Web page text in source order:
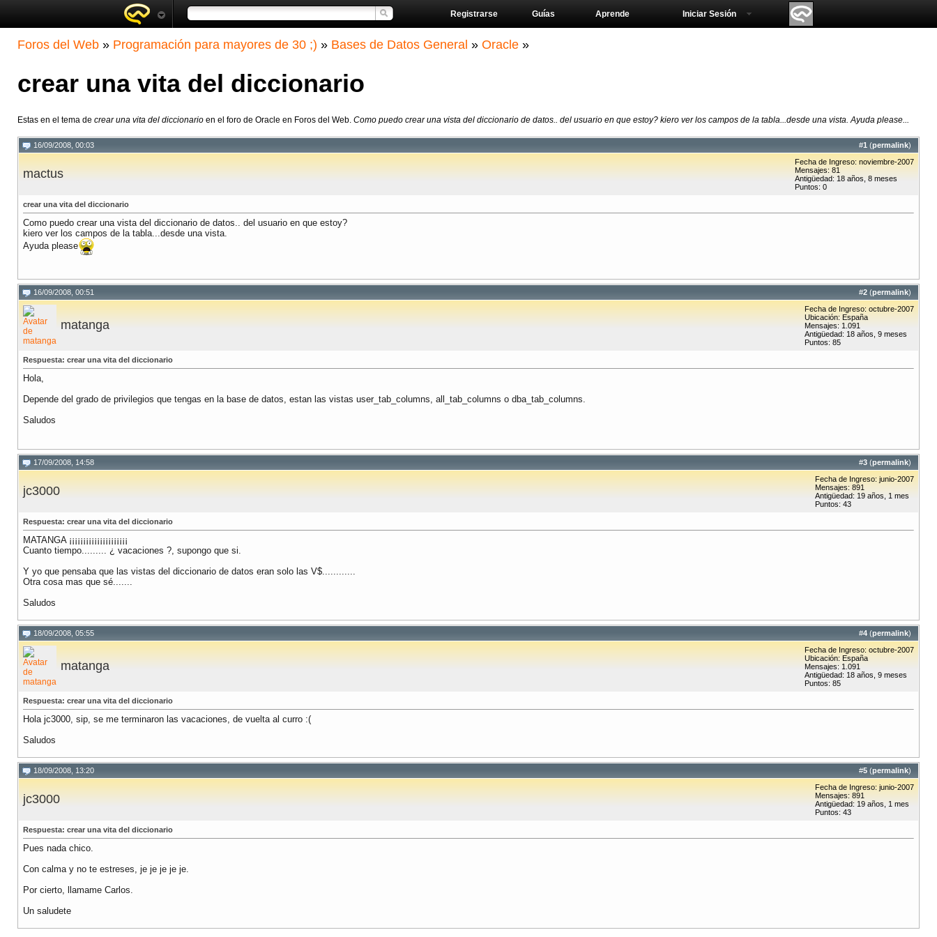
Aprende
Guías
Registrarse Iniciar Sesión
Foros del Web » Programación para mayores de 30 ;) » Bases de Datos General » Oracle »
crear una vita del diccionario
Estas en el tema de crear una vita del diccionario en el foro de Oracle en Foros del Web. Como puedo crear una vista del diccionario de datos.. del usuario en que estoy? kiero ver los campos de la tabla...desde una vista. Ayuda please...
#1 (permalink)
16/09/2008, 00:03
mactus
Fecha de Ingreso: noviembre-2007
Mensajes: 81
Antigüedad: 18 años, 8 meses
Puntos: 0
crear una vita del diccionario
Como puedo crear una vista del diccionario de datos.. del usuario en que estoy?
kiero ver los campos de la tabla...desde una vista.
Ayuda please
#2 (permalink)
16/09/2008, 00:51
matanga
Fecha de Ingreso: octubre-2007
Ubicación: España
Mensajes: 1.091
Antigüedad: 18 años, 9 meses
Puntos: 85
Respuesta: crear una vita del diccionario
Hola,
Depende del grado de privilegios que tengas en la base de datos, estan las vistas user_tab_columns, all_tab_columns o dba_tab_columns.
Saludos
#3 (permalink)
17/09/2008, 14:58
jc3000
Fecha de Ingreso: junio-2007
Mensajes: 891
Antigüedad: 19 años, 1 mes
Puntos: 43
Respuesta: crear una vita del diccionario
MATANGA ¡¡¡¡¡¡¡¡¡¡¡¡¡¡¡¡¡¡¡¡¡
Cuanto tiempo......... ¿ vacaciones ?, supongo que si.
Y yo que pensaba que las vistas del diccionario de datos eran solo las V$............
Otra cosa mas que sé.......
Saludos
#4 (permalink)
18/09/2008, 05:55
matanga
Fecha de Ingreso: octubre-2007
Ubicación: España
Mensajes: 1.091
Antigüedad: 18 años, 9 meses
Puntos: 85
Respuesta: crear una vita del diccionario
Hola jc3000, sip, se me terminaron las vacaciones, de vuelta al curro :(
Saludos
#5 (permalink)
18/09/2008, 13:20
jc3000
Fecha de Ingreso: junio-2007
Mensajes: 891
Antigüedad: 19 años, 1 mes
Puntos: 43
Respuesta: crear una vita del diccionario
Pues nada chico.
Con calma y no te estreses, je je je je je.
Por cierto, llamame Carlos.
Un saludete